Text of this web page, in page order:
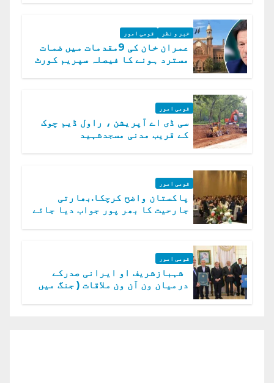
خبر و نظر قومی امور
عمران خان کی 9مقدمات میں ضمات
مسترد ہونے کا فیصلہ سپریم کورٹ
قومی امور
سی ڈی اے آپریشن ، راول ڈیم چوک
کے قریب مدنی مسجدشہید
قومی امور
پاکستان واضح کرچکا.بھارتی
جارحیت کا بھر پور جواب دیا جائے
قومی امور
شہبازشریف او ایرانی صدرکے
درمیان ون آن ون ملاقات ( جنگ میں